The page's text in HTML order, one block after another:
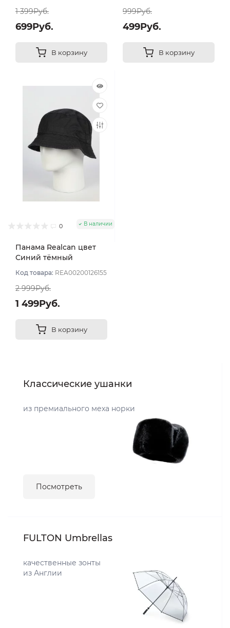
1 399Руб.
699Руб.
В корзину
999Руб.
499Руб.
В корзину
0 В наличии
Панама Realcan цвет
Синий тёмный
Код товара: REA00200126155
2 999Руб.
1 499Руб.
В корзину
Классические ушанки
из премиального меха норки
Посмотреть
FULTON Umbrellas
качественные зонты
из Англии